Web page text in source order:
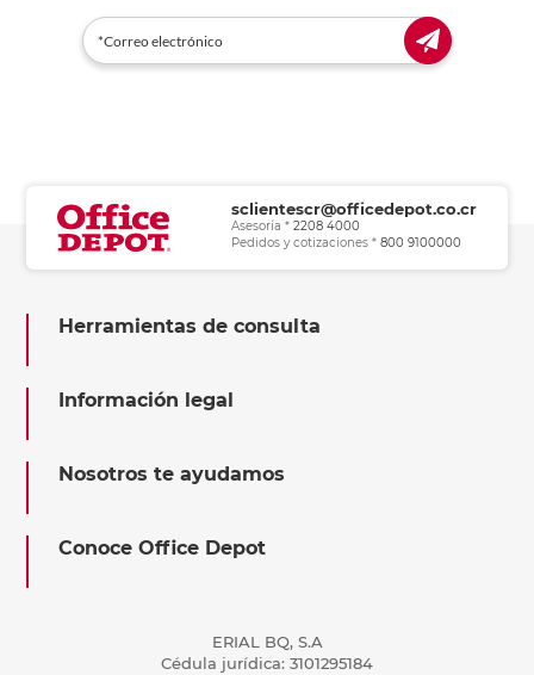
sclientescr@officedepot.co.cr
Asesoría *2208 4000
Pedidos y cotizaciones *800 9100000
Herramientas de consulta
Información legal
Nosotros te ayudamos
Conoce Office Depot
ERIAL BQ, S.A
Cédula jurídica: 3101295184